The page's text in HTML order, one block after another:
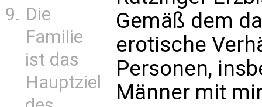
Die
Familie
ist das
Hauptziel
Gemäß dem
erotische
Personen,
Männer mit